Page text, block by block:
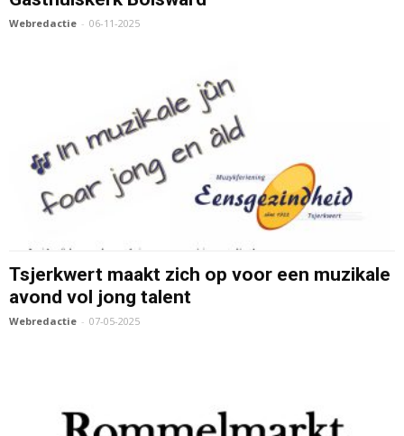
Webredactie - 06-11-2025
Tsjerkwert maakt zich op voor een muzikale
avond vol jong talent
Webredactie - 07-05-2025